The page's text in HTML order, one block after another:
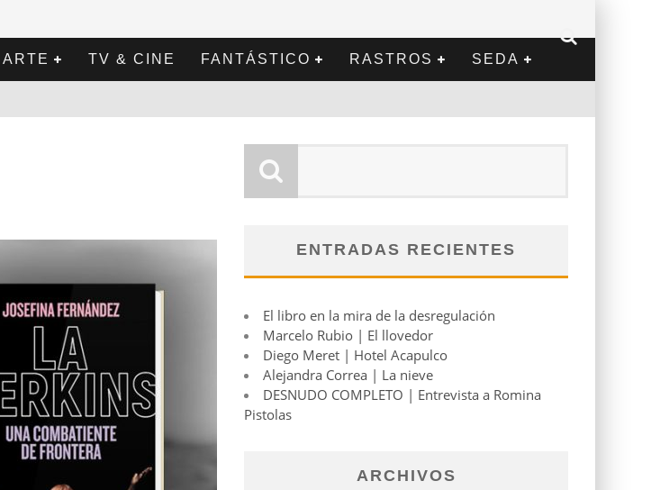
ARTE TV & CINE FANTÁSTICO RASTROS SEDA
ENTRADAS RECIENTES
El libro en la mira de la desregulación
Marcelo Rubio | El llovedor
Diego Meret | Hotel Acapulco
Alejandra Correa | La nieve
DESNUDO COMPLETO | Entrevista a Romina
Pistolas
ARCHIVOS